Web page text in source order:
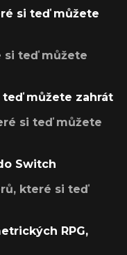
si teď můžete
si teď můžete
teď můžete zahrát
si teď můžete
Switch
které si teď
RPG,